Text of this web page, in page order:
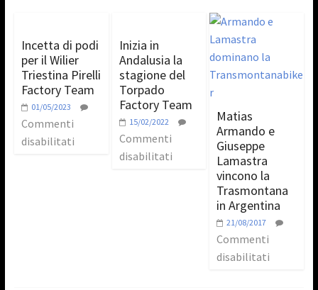
Incetta di podi
per il Wilier
Triestina Pirelli
Factory Team
01/05/2023
Commenti
disabilitati
Inizia in
Andalusia la
stagione del
Torpado
Factory Team
15/02/2022
Commenti
disabilitati
Matias
Armando e
Giuseppe
Lamastra
vincono la
Trasmontana
in Argentina
21/08/2017
Commenti
disabilitati